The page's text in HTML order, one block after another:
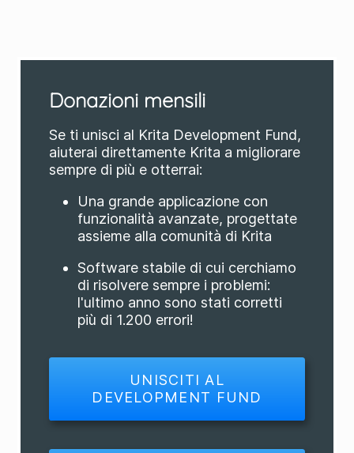
Donazioni mensili
Se ti unisci al Krita Development Fund,
aiuterai direttamente Krita a migliorare
sempre di più e otterrai:
Una grande applicazione con
funzionalità avanzate, progettate
assieme alla comunità di Krita
Software stabile di cui cerchiamo
di risolvere sempre i problemi:
l'ultimo anno sono stati corretti
più di 1.200 errori!
UNISCITI AL
DEVELOPMENT FUND